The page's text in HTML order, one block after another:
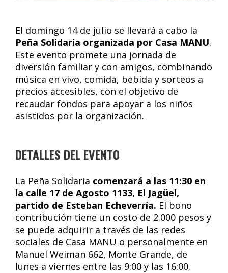
El domingo 14 de julio se llevará a cabo la
Peña Solidaria organizada por Casa MANU.
Este evento promete una jornada de
diversión familiar y con amigos, combinando
música en vivo, comida, bebida y sorteos a
precios accesibles, con el objetivo de
recaudar fondos para apoyar a los niños
asistidos por la organización.
DETALLES DEL EVENTO
La Peña Solidaria comenzará a las 11:30 en
la calle 17 de Agosto 1133, El Jagüel,
partido de Esteban Echeverría. El bono
contribución tiene un costo de 2.000 pesos y
se puede adquirir a través de las redes
sociales de Casa MANU o personalmente en
Manuel Weiman 662, Monte Grande, de
lunes a viernes entre las 9:00 y las 16:00.